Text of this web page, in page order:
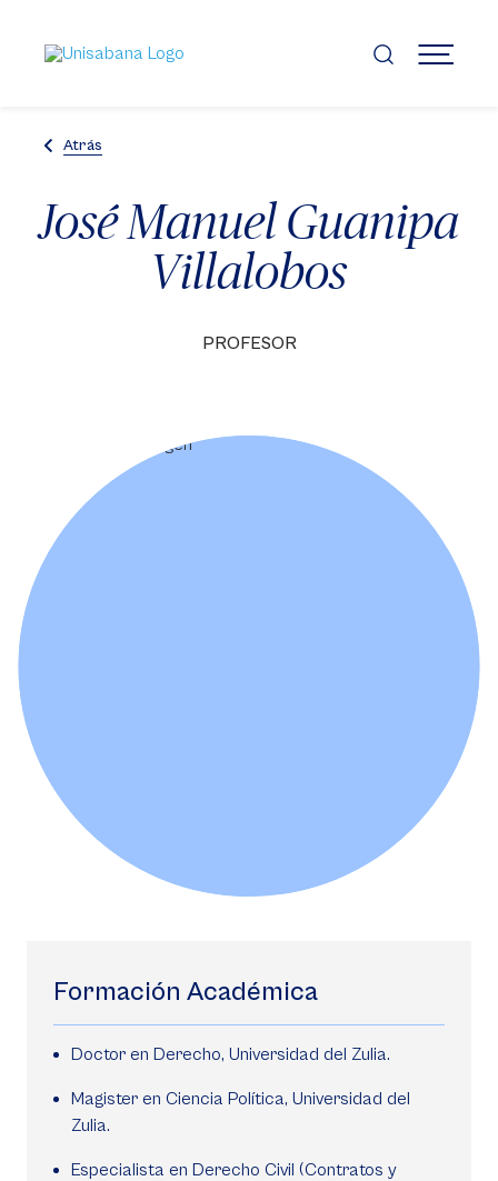
contenido
principal
MENÚ
Atrás
José Manuel Guanipa
Villalobos
PROFESOR
Formación Académica
Doctor en Derecho, Universidad del Zulia.
Magister en Ciencia Política, Universidad del
Zulia.
Especialista en Derecho Civil (Contratos y